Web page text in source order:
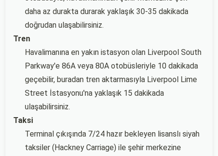
daha az durakta durarak yaklaşık 30-35 dakikada
doğrudan ulaşabilirsiniz.
Tren
Havalimanına en yakın istasyon olan Liverpool South
Parkway'e 86A veya 80A otobüsleriyle 10 dakikada
geçebilir, buradan tren aktarmasıyla Liverpool Lime
Street İstasyonu'na yaklaşık 15 dakikada
ulaşabilirsiniz.
Taksi
Terminal çıkışında 7/24 hazır bekleyen lisanslı siyah
taksiler (Hackney Carriage) ile şehir merkezine